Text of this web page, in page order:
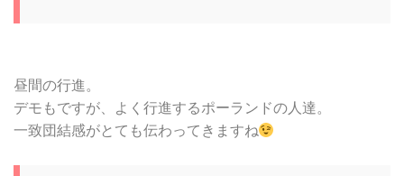
昼間の行進。
デモもですが、よく行進するポーランドの人達。
一致団結感がとても伝わってきますね